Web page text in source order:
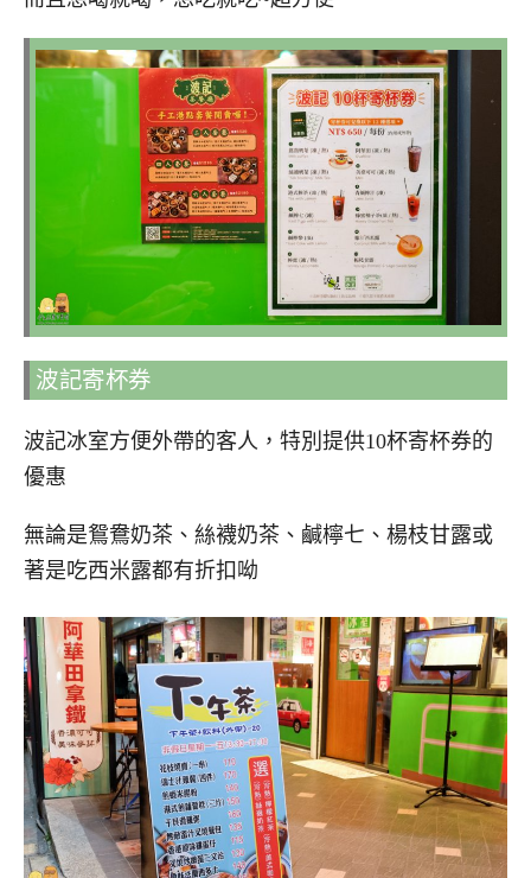
波記寄杯券
波記冰室方便外帶的客人，特別提供10杯寄杯券的
優惠
無論是鴛鴦奶茶、絲襪奶茶、鹹檸七、楊枝甘露或
著是吃西米露都有折扣呦